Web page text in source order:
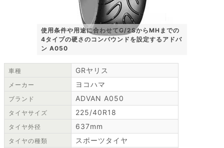
使用条件や用途に合わせてG/2SからMHまでの
4タイプの硬さのコンパウンドを設定するアドバ
ン A050
車種 GRヤリス
メーカー ヨコハマ
ブランド ADVAN A050
タイヤサイズ 225/40R18
タイヤ外径 637mm
タイヤの種類 スポーツタイヤ